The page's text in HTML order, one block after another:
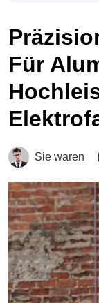
Für
Sie waren